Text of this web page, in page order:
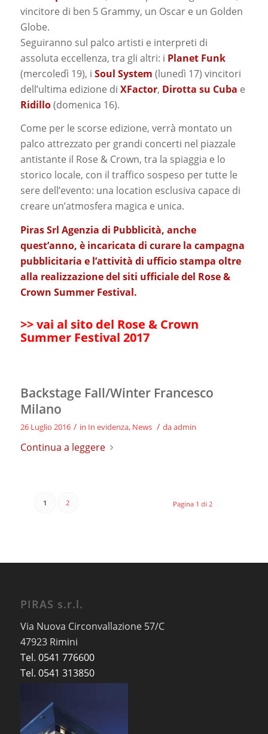
vincitore di ben 5 Grammy, un Oscar e un Golden
Globe.
Seguiranno sul palco artisti e interpreti di
assoluta eccellenza, tra gli altri: i Planet Funk
(mercoledì 19), i Soul System (lunedì 17) vincitori
dell’ultima edizione di XFactor, Dirotta su Cuba e
Ridillo(domenica 16).
Come per le scorse edizione, verrà montato un
palco attrezzato per grandi concerti nel piazzale
antistante il Rose & Crown, tra la spiaggia e lo
storico locale, con il traffico sospeso per tutte le
sere dell’evento: una location esclusiva capace di
creare un’atmosfera magica e unica.
Piras Srl Agenzia di Pubblicità, anche
quest’anno, è incaricata di curare la campagna
pubblicitaria e l’attività di ufficio stampa oltre
alla realizzazione del siti ufficiale del Rose &
Crown Summer Festival.
>> vai al sito del Rose & Crown
Summer Festival 2017
Backstage Fall/Winter Francesco
Milano
26 Luglio 2016 / in In evidenza, News / daadmin
Continua a leggere
Pagina 1 di 2
1 2
PIRAS s.r.l.
Via Nuova Circonvallazione 57/C
47923 Rimini
Tel. 0541 776600
Tel. 0541 313850